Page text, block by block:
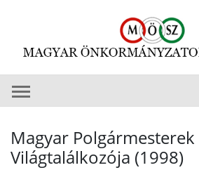
Magyar Polgármesterek
Világtalálkozója (1998)